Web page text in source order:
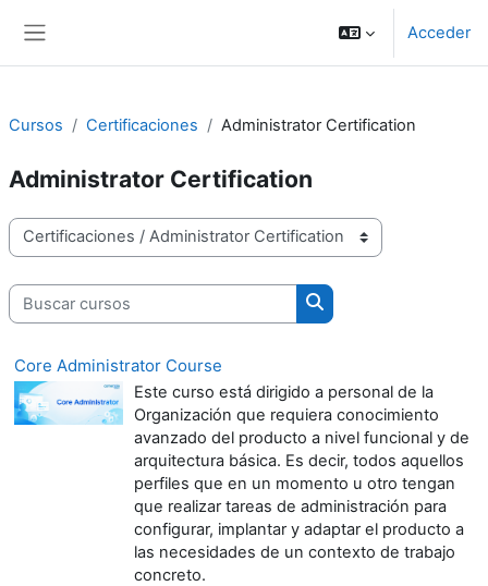
Acceder
Cursos Certificaciones Administrator Certification
Administrator Certification
Categorías
Buscar cursos
Buscar cursos
Core Administrator Course
Este curso está dirigido a personal de la
Organización que requiera conocimiento
avanzado del producto a nivel funcional y de
arquitectura básica. Es decir, todos aquellos
perfiles que en un momento u otro tengan
que realizar tareas de administración para
configurar, implantar y adaptar el producto a
las necesidades de un contexto de trabajo
concreto.